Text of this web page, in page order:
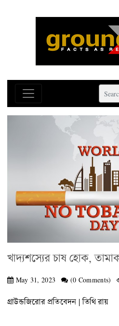
খাদ্যশস্যের চাষ হোক,
May 31, 2023 (0 Comments)
গ্রাউন্ডজিরোর প্রতিবেদন | তিথি রায়